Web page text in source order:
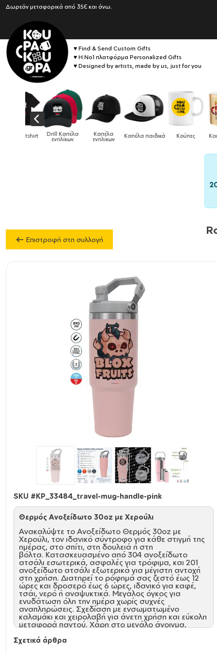
Δωρεάν μεταφορικά από 35€ και άνω.
♥ Find & Send Custom Gifts
♥ Η No1 πλατφόρμα Personalized Gifts
♥ Designed by artists, made by us, just for you
Drill Καπέλα
ενηλίκων
Καπέλα
ενηλίκων Καπέλα παιδικά Κούπες Κούπες
Επιστροφή στη συλλογή
SKU #KP_33484_travel-mug-handle-pink
Θερμός Ανοξείδωτο 30oz με Χερούλι
Ανακαλύψτε το Ανοξείδωτο Θερμός 30oz με
Χερούλι, τον ιδανικό σύντροφο για κάθε στιγμή της
ημέρας, στο σπίτι, στη δουλειά ή στη
βόλτα. Κατασκευασμένο από 304 ανοξείδωτο
ατσάλι εσωτερικά, ασφαλές για τρόφιμα, και 201
ανοξείδωτο ατσάλι εξωτερικά για μέγιστη αντοχή
στη χρήση. Διατηρεί το ρόφημά σας ζεστό έως 12
ώρες και δροσερό έως 6 ώρες, ιδανικό για καφέ,
τσάι, νερό ή αναψυκτικά. Μεγάλος όγκος για
ενυδάτωση όλη την ημέρα χωρίς συχνές
αναπληρώσεις. Σχεδίαση με ενσωματωμένο
καλαμάκι και χειρολαβή για άνετη χρήση και εύκολη
μεταφορά παντού. Χάρη στο μεγάλο άνοιγμα,
Σχετικά άρθρα